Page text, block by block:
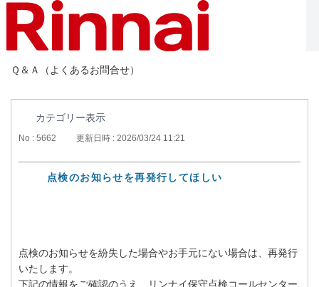
Ｑ＆Ａ（よくあるお問合せ）
カテゴリー表示
No : 5662 更新日時 : 2026/03/24 11:21
点検のお知らせを再発行してほしい
点検のお知らせを紛失した場合やお手元にない場合は、再発行
いたします。
下記の情報をご確認のうえ、リンナイ保守点検コールセンター